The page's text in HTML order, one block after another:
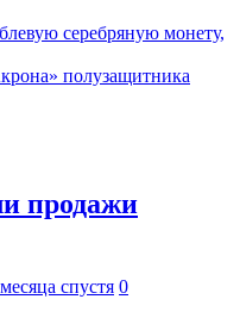
серебряную монету,
полузащитника
продажи
спустя 0